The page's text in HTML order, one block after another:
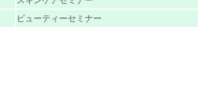
ビューティーセミナー